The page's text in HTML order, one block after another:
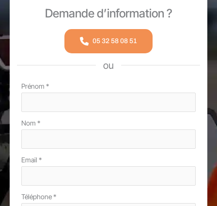
Demande d’information ?
05 32 58 08 51
ou
Formulaire
avec
téléphone
Prénom *
Nom *
Email *
Téléphone*